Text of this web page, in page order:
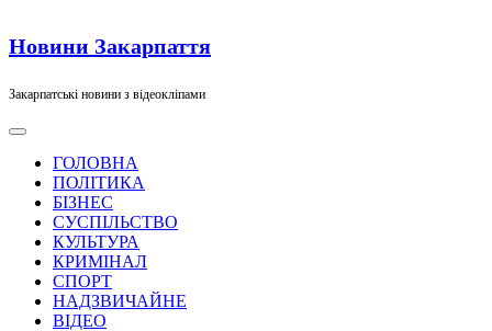
Новини Закарпаття
Закарпатські новини з відеокліпами
ГОЛОВНА
ПОЛІТИКА
БІЗНЕС
СУСПІЛЬСТВО
КУЛЬТУРА
КРИМІНАЛ
СПОРТ
НАДЗВИЧАЙНЕ
ВІДЕО